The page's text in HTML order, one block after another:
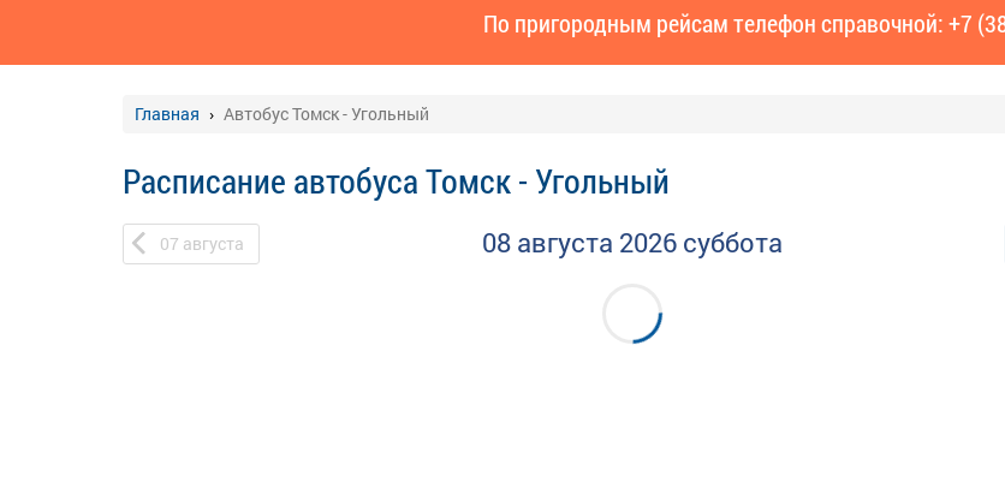
По пригородным рейсам телефон справочной: +7
Главная Автобус Томск - Угольный
Расписание автобуса Томск - Угольный
07 августа 08 августа 2026 суббота